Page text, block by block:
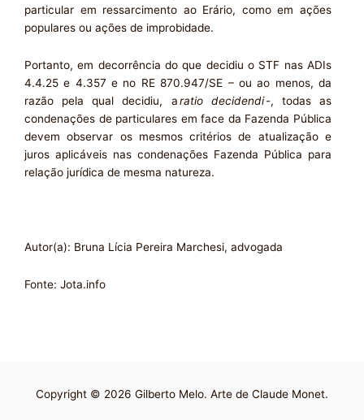
particular em ressarcimento ao Erário, como em ações
populares ou ações de improbidade.
Portanto, em decorrência do que decidiu o STF nas ADIs
4.4.25 e 4.357 e no RE 870.947/SE – ou ao menos, da
razão pela qual decidiu, aratio decidendi-, todas as
condenações de particulares em face da Fazenda Pública
devem observar os mesmos critérios de atualização e
juros aplicáveis nas condenações Fazenda Pública para
relação jurídica de mesma natureza.
Autor(a): Bruna Lícia Pereira Marchesi, advogada
Fonte: Jota.info
Copyright © 2026 Gilberto Melo. Arte de Claude Monet.